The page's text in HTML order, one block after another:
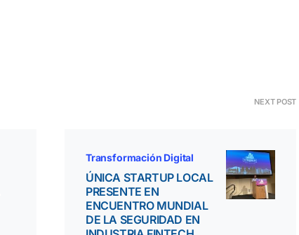
NEXT POST
Transformación Digital
ÚNICA STARTUP LOCAL
PRESENTE EN
ENCUENTRO MUNDIAL
DE LA SEGURIDAD EN